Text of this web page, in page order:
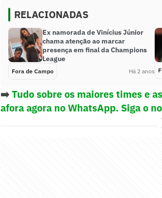
RELACIONADAS
Ex namorada de Vinícius Júnior
chama atenção ao marcar
presença em final da Champions
League
Fora de Campo Há 2 anos
➡️Tudo sobre os maiores times e
afora agora no WhatsApp. Siga o